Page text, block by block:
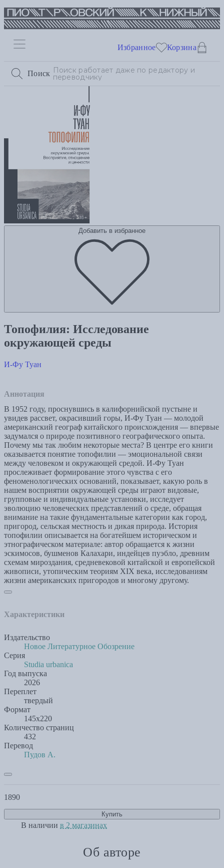
Поиск
Избранное Корзина
Добавить в избранное
Топофилия: Исследование
окружающей среды
И-Фу Туан
Аннотация
В 1952 году, проснувшись в калифорнийской пустыне и
увидев рассвет, окрасивший горы, И-Фу Туан — молодой
американский географ китайского происхождения — впервые
задумался о природе позитивного географического опыта.
Почему мы так любим некоторые места? В центре его книги
оказывается понятие топофилии — эмоциональной связи
между человеком и окружающей средой. И-Фу Туан
прослеживает формирование этого чувства с его
феноменологических оснований, показывает, какую роль в
нашем восприятии окружающей среды играют видовые,
групповые и индивидуальные установки, исследует
эволюцию человеческих представлений о среде, обращая
внимание на такие фундаментальные категории как город,
пригород, сельская местность и дикая природа. История
топофилии описывается на богатейшем историческом и
этнографическом материале: автор обращается к жизни
эскимосов, бушменов Калахари, индейцев пуэбло, древним
схемам мироздания, средневековой китайской и европейской
живописи, утопическим теориям XIX века, исследованиям
жизни американских пригородов и многому другому.
Характеристики
Издательство
Новое Литературное Обозрение
Серия
Studia urbanica
Год выпуска
2026
Переплет
твердый
Формат
145х220
Количество страниц
432
Перевод
Пудов А.
1890
Купить
В наличии в 2 магазинах
Об авторе